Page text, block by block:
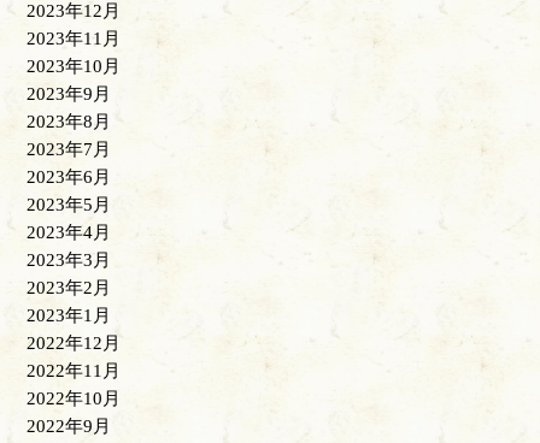
2023年12月
2023年11月
2023年10月
2023年9月
2023年8月
2023年7月
2023年6月
2023年5月
2023年4月
2023年3月
2023年2月
2023年1月
2022年12月
2022年11月
2022年10月
2022年9月